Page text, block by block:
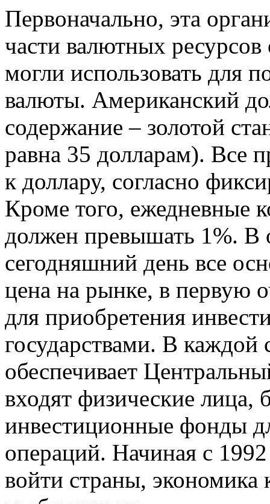
Первоначально, эта
части валютных
могли использовать для
валюты. Американский
содержание – золотой
равна 35 долларам). Все
к доллару, согласно
Кроме того, ежедневные
должен превышать 1%. В
сегодняшний день все
цена на рынке, в первую
для приобретения
государствами. В каждой
обеспечивает
входят физические лица,
инвестиционные фонды
операций. Начиная с
войти страны, экономика